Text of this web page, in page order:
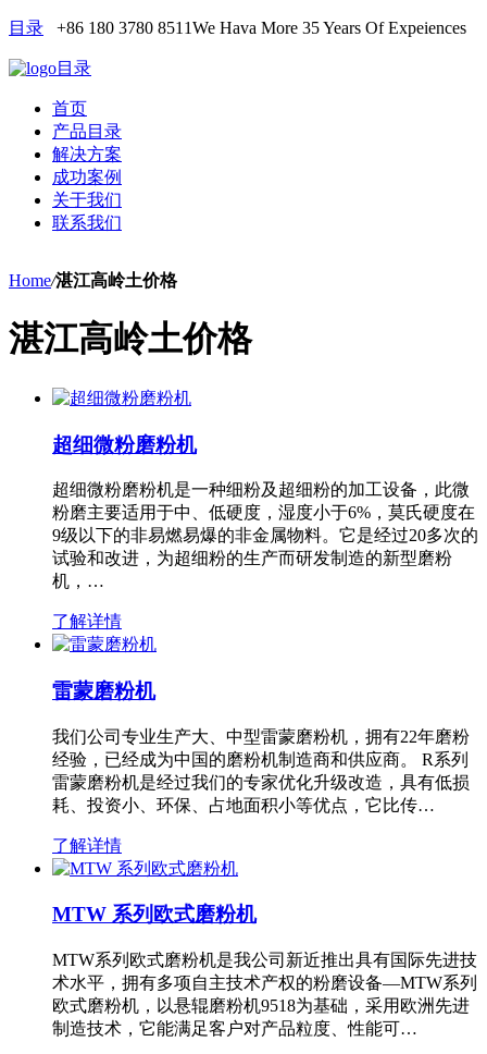
目录 +86 180 3780 8511We Hava More 35 Years Of Expeiences
目录
首页
产品目录
解决方案
成功案例
关于我们
联系我们
Home/湛江高岭土价格
湛江高岭土价格
超细微粉磨粉机
超细微粉磨粉机是一种细粉及超细粉的加工设备，此微
粉磨主要适用于中、低硬度，湿度小于6%，莫氏硬度在
9级以下的非易燃易爆的非金属物料。它是经过20多次的
试验和改进，为超细粉的生产而研发制造的新型磨粉
机，…
了解详情
雷蒙磨粉机
我们公司专业生产大、中型雷蒙磨粉机，拥有22年磨粉
经验，已经成为中国的磨粉机制造商和供应商。 R系列
雷蒙磨粉机是经过我们的专家优化升级改造，具有低损
耗、投资小、环保、占地面积小等优点，它比传…
了解详情
MTW 系列欧式磨粉机
MTW系列欧式磨粉机是我公司新近推出具有国际先进技
术水平，拥有多项自主技术产权的粉磨设备—MTW系列
欧式磨粉机，以悬辊磨粉机9518为基础，采用欧洲先进
制造技术，它能满足客户对产品粒度、性能可…